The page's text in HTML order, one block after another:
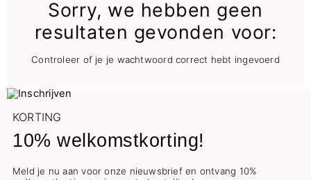
Sorry, we hebben geen
resultaten gevonden voor:
Controleer of je je wachtwoord correct hebt ingevoerd
KORTING
10% welkomstkorting!
Meld je nu aan voor onze nieuwsbrief en ontvang 10%